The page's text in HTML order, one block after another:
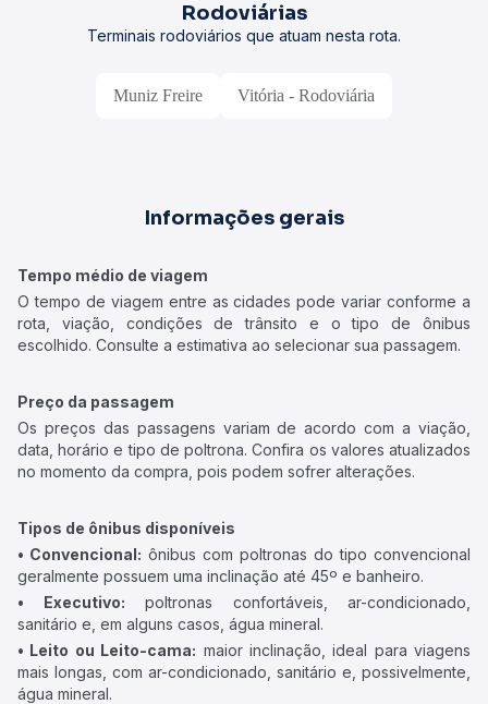
Rodoviárias
Terminais rodoviários que atuam nesta rota.
Muniz Freire Vitória - Rodoviária
Informações gerais
Tempo médio de viagem
O tempo de viagem entre as cidades pode variar conforme a
rota, viação, condições de trânsito e o tipo de ônibus
escolhido. Consulte a estimativa ao selecionar sua passagem.
Preço da passagem
Os preços das passagens variam de acordo com a viação,
data, horário e tipo de poltrona. Confira os valores atualizados
no momento da compra, pois podem sofrer alterações.
Tipos de ônibus disponíveis
• Convencional: ônibus com poltronas do tipo convencional
geralmente possuem uma inclinação até 45º e banheiro.
• Executivo: poltronas confortáveis, ar-condicionado,
sanitário e, em alguns casos, água mineral.
• Leito ou Leito-cama: maior inclinação, ideal para viagens
mais longas, com ar-condicionado, sanitário e, possivelmente,
água mineral.